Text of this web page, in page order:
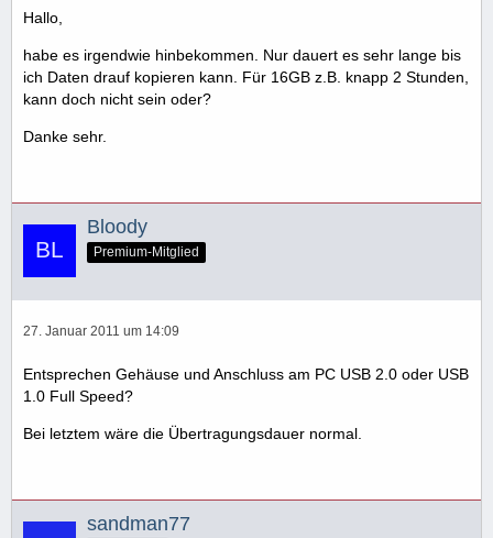
Hallo,
habe es irgendwie hinbekommen. Nur dauert es sehr lange bis
ich Daten drauf kopieren kann. Für 16GB z.B. knapp 2 Stunden,
kann doch nicht sein oder?
Danke sehr.
Bloody
Premium-Mitglied
27. Januar 2011 um 14:09
Entsprechen Gehäuse und Anschluss am PC USB 2.0 oder USB
1.0 Full Speed?
Bei letztem wäre die Übertragungsdauer normal.
sandman77